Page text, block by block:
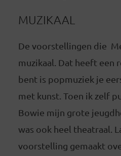
MUZIKAAL
De voorstellingen die
muzikaal. Dat heeft een
bent is popmuziek je
met kunst. Toen ik zelf
Bowie mijn grote
was ook heel theatraal.
voorstelling gemaakt